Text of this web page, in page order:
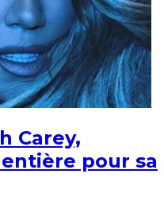
Carey,
pour sa